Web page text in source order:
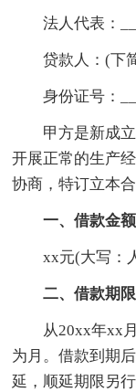
法人代表：
贷款人：(下
身份证号：
甲方是新成
开展正常的生产
协商，特订立本
一、借款金额
xx元(大写：
二、借款期限
从20xx年xx
为月。借款到期
延，顺延期限另行